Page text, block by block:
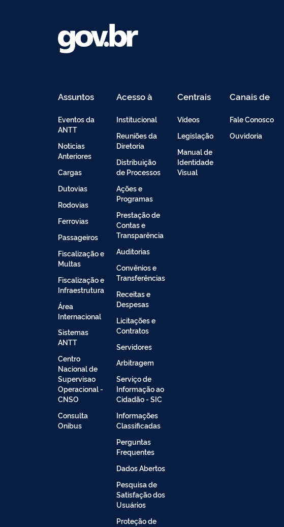
Assuntos
Eventos da
ANTT
Noticias
Anteriores
Cargas
Dutovias
Rodovias
Ferrovias
Passageiros
Fiscalização e
Multas
Fiscalização e
Infraestrutura
Área
Internacional
Sistemas
ANTT
Centro
Nacional de
Supervisao
Operacional -
CNSO
Consulta
Onibus
Acesso à
Institucional
Reuniões da
Diretoria
Distribuição
de Processos
Ações e
Programas
Prestação de
Contas e
Transparência
Auditorias
Convênios e
Transferências
Receitas e
Despesas
Licitações e
Contratos
Servidores
Arbitragem
Serviço de
Informação ao
Cidadão - SIC
Informações
Classificadas
Perguntas
Frequentes
Dados Abertos
Pesquisa de
Satisfação dos
Usuários
Proteção de
Centrais
Vídeos
Legislação
Manual de
Identidade
Visual
Canais de
Fale Conosco
Ouvidoria